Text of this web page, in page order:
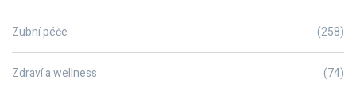
Zubní péče (258)
Zdraví a wellness (74)